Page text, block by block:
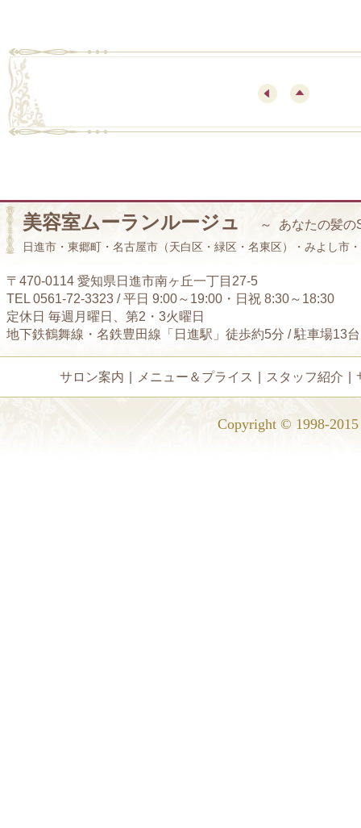
美容室ムーランルージュ ～ あなたの髪の
日進市・東郷町・名古屋市（天白区・緑区・名東区）・みよし市
〒470-0114 愛知県日進市南ヶ丘一丁目27-5
TEL 0561-72-3323 / 平日 9:00～19:00・日祝 8:30～18:30
定休日 毎週月曜日、第2・3火曜日
地下鉄鶴舞線・名鉄豊田線「日進駅」徒歩約5分 / 駐車場13
サロン案内 メニュー＆プライス スタッフ紹介
Copyright © 1998-